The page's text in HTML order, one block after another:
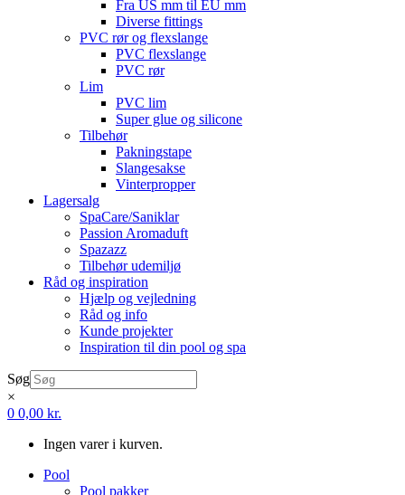
Fra US mm til EU mm
Diverse fittings
PVC rør og flexslange
PVC flexslange
PVC rør
Lim
PVC lim
Super glue og silicone
Tilbehør
Pakningstape
Slangesakse
Vinterpropper
Lagersalg
SpaCare/Saniklar
Passion Aromaduft
Spazazz
Tilbehør udemiljø
Råd og inspiration
Hjælp og vejledning
Råd og info
Kunde projekter
Inspiration til din pool og spa
Søg
×
0 0,00 kr.
Ingen varer i kurven.
Pool
Pool pakker